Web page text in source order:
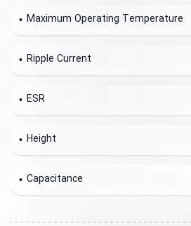
Maximum Operating Temperature
Ripple Current
ESR
Height
Capacitance